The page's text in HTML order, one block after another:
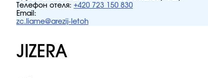
Телефон отеля: +420 723 150 830
Email:
zc.liame@arezij-letoh
JIZERA